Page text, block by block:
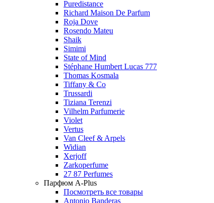
Puredistance
Richard Maison De Parfum
Roja Dove
Rosendo Mateu
Shaik
Simimi
State of Mind
Stéphane Humbert Lucas 777
Thomas Kosmala
Tiffany & Co
Trussardi
Tiziana Terenzi
Vilhelm Parfumerie
Violet
Vertus
Van Cleef & Arpels
Widian
Xerjoff
Zarkoperfume
27 87 Perfumes
Парфюм A-Plus
Посмотреть все товары
Antonio Banderas